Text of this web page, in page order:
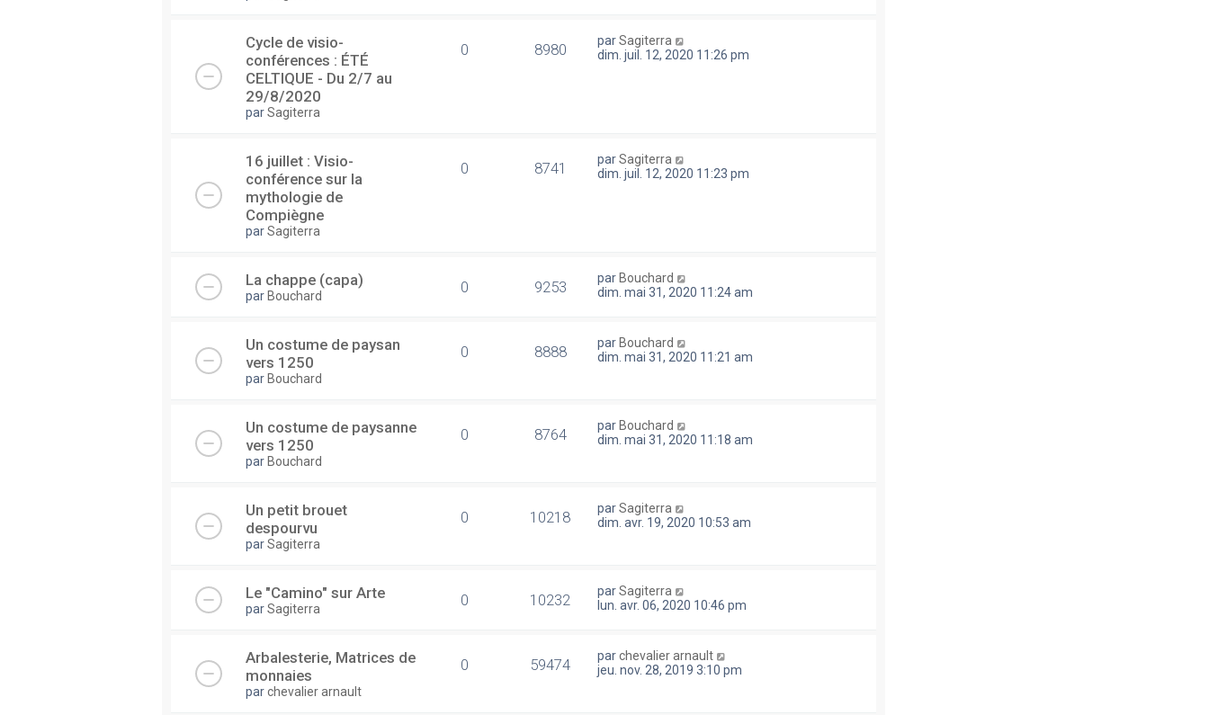
Cycle de visio-
conférences : ÉTÉ
CELTIQUE - Du 2/7 au
29/8/2020
parSagiterra
0 8980 parSagiterra
dim. juil. 12, 2020 11:26 pm
16 juillet : Visio-
conférence sur la
mythologie de
Compiègne
parSagiterra
0 8741 parSagiterra
dim. juil. 12, 2020 11:23 pm
La chappe (capa)
par Bouchard 0 9253 par Bouchard
dim. mai 31, 2020 11:24 am
Un costume de paysan
vers 1250
par Bouchard
0 8888 par Bouchard
dim. mai 31, 2020 11:21 am
Un costume de paysanne
vers 1250
par Bouchard
0 8764 par Bouchard
dim. mai 31, 2020 11:18 am
Un petit brouet
despourvu
parSagiterra
0 10218 parSagiterra
dim. avr. 19, 2020 10:53 am
Le "Camino" sur Arte
parSagiterra 0 10232 parSagiterra
lun. avr. 06, 2020 10:46 pm
Arbalesterie, Matrices de
monnaies
parchevalier arnault
0 59474 parchevalier arnault
jeu. nov. 28, 2019 3:10 pm